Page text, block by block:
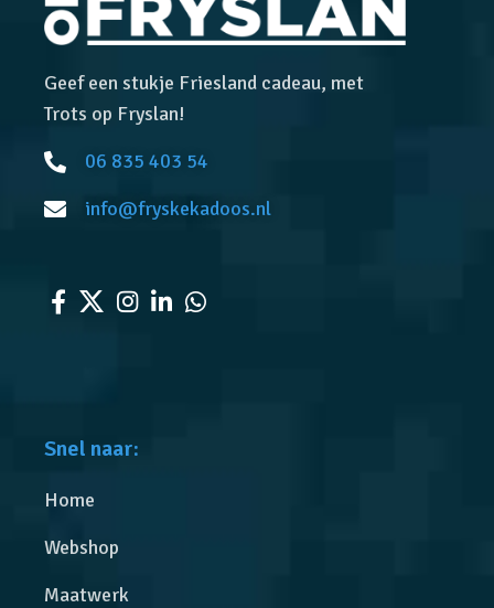
Geef een stukje Friesland cadeau, met
Trots op Fryslan!
06 835 403 54
info@fryskekadoos.nl
Snel naar:
Home
Webshop
Maatwerk